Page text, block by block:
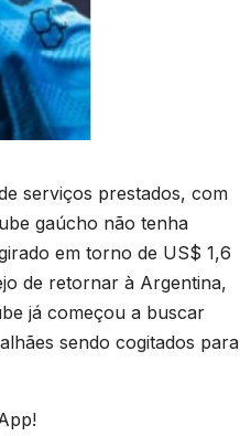
serviços prestados, com
gaúcho não tenha
em torno de US$ 1,6
de retornar à Argentina,
já começou a buscar
sendo cogitados para